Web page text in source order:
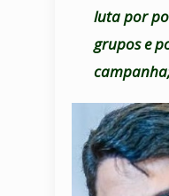
luta por
grupos e